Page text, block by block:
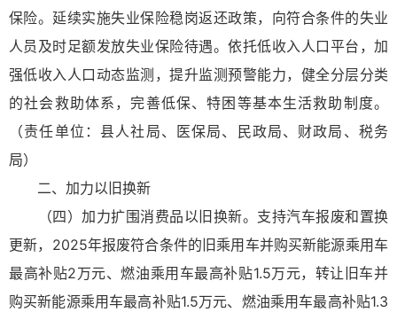
保险。延续实施失业保险稳岗返还政策，向符合条件的失业
人员及时足额发放失业保险待遇。依托低收入人口平台，加
强低收入人口动态监测，提升监测预警能力，健全分层分类
的社会救助体系，完善低保、特困等基本生活救助制度。
（责任单位：县人社局、医保局、民政局、财政局、税务
局）
二、加力以旧换新
（四）加力扩围消费品以旧换新。支持汽车报废和置换
更新，2025年报废符合条件的旧乘用车并购买新能源乘用车
最高补贴2万元、燃油乘用车最高补贴1.5万元，转让旧车并
购买新能源乘用车最高补贴1.5万元、燃油乘用车最高补贴1.3